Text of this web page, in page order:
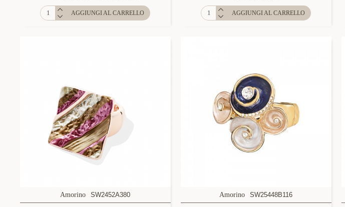
AGGIUNGI AL CARRELLO AGGIUNGI AL CARRELLO
Amorino SW2452A380 Amorino SW25448B116